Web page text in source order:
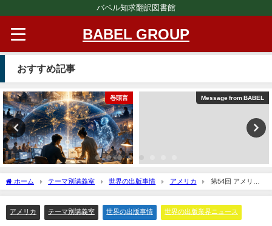
バベル知求翻訳図書館
BABEL GROUP
おすすめ記事
巻頭言 Message from BABEL
ホーム テーマ別講義室 世界の出版事情 アメリカ
第54回 アメリカ
書籍レポート
アメリカ テーマ別講義室 世界の出版事情 世界の出版業界ニュース